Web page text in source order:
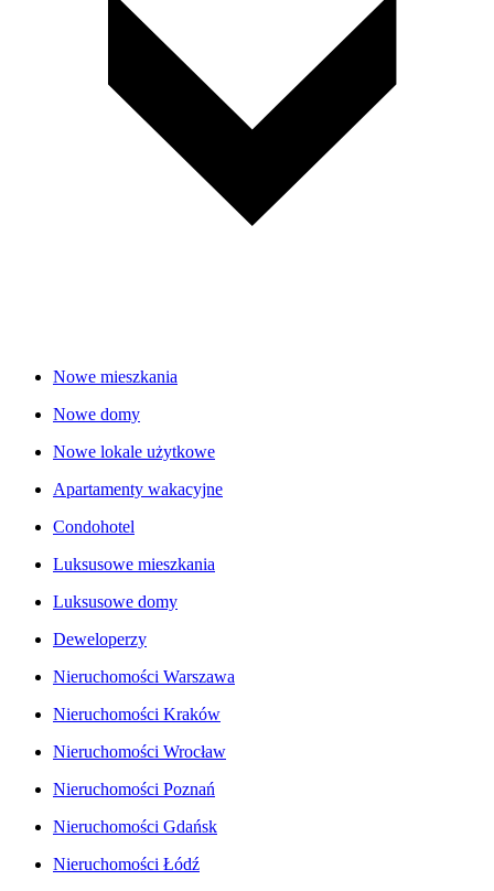
Nowe mieszkania
Nowe domy
Nowe lokale użytkowe
Apartamenty wakacyjne
Condohotel
Luksusowe mieszkania
Luksusowe domy
Deweloperzy
Nieruchomości Warszawa
Nieruchomości Kraków
Nieruchomości Wrocław
Nieruchomości Poznań
Nieruchomości Gdańsk
Nieruchomości Łódź